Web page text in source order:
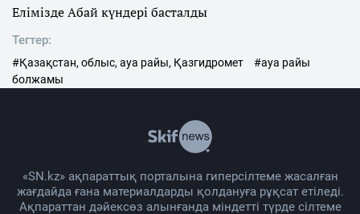
Елімізде Абай күндері басталды
Тегтер:
#Қазақстан, облыс, ауа райы, Қазгидромет
#ауа райы
болжамы
«SN.kz» ақпараттық порталына гиперсілтеме жасалған
жағдайда ғана материалдарды қолдануға рұқсат етіледі.
Ақпараттан дәйексөз алынғанда міндетті түрде сілтеме